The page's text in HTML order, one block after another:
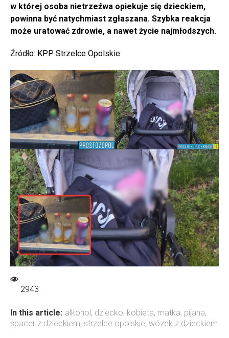
w której osoba nietrzeźwa opiekuje się dzieckiem,
powinna być natychmiast zgłaszana. Szybka reakcja
może uratować zdrowie, a nawet życie najmłodszych.
Źródło: KPP Strzelce Opolskie
2943
In this article: alkohol, dziecko, kobieta, matka, pijana,
spacer z dzieckiem, strzelce opolskie, wózek z dzieckiem